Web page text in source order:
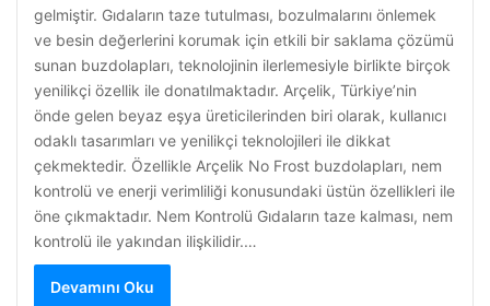
gelmiştir. Gıdaların taze tutulması, bozulmalarını önlemek
ve besin değerlerini korumak için etkili bir saklama çözümü
sunan buzdolapları, teknolojinin ilerlemesiyle birlikte birçok
yenilikçi özellik ile donatılmaktadır. Arçelik, Türkiye’nin
önde gelen beyaz eşya üreticilerinden biri olarak, kullanıcı
odaklı tasarımları ve yenilikçi teknolojileri ile dikkat
çekmektedir. Özellikle Arçelik No Frost buzdolapları, nem
kontrolü ve enerji verimliliği konusundaki üstün özellikleri ile
öne çıkmaktadır. Nem Kontrolü Gıdaların taze kalması, nem
kontrolü ile yakından ilişkilidir.…
Devamını Oku